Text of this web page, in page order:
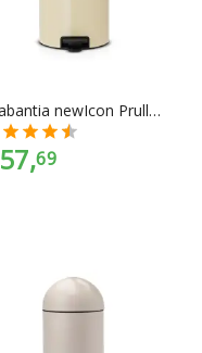
Brabantia newIcon Prullenbak - 20 l - Almond
57,69